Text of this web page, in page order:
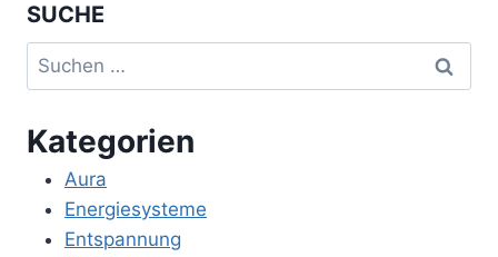
SUCHE
Suchen
nach:
Kategorien
Aura
Energiesysteme
Entspannung